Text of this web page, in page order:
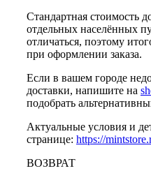
Стандартная стоимость
отдельных населённых
отличаться, поэтому
при оформлении заказа.
Если в вашем городе
доставки, напишите на
подобрать
Актуальные условия и
странице: https://
ВОЗВРАТ